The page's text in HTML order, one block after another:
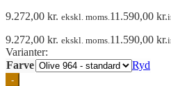
9.272,00 kr. ekskl. moms. 11.590,00 kr.
9.272,00 kr. ekskl. moms. 11.590,00 kr.
Varianter:
Farve
Ryd
-